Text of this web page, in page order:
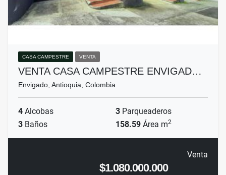
CASA CAMPESTRE VENTA
VENTA CASA CAMPESTRE ENVIGAD…
Envigado, Antioquia, Colombia
4 Alcobas 3 Parqueaderos
3 Baños 158.59 Área m2
Venta
$1.080.000.000